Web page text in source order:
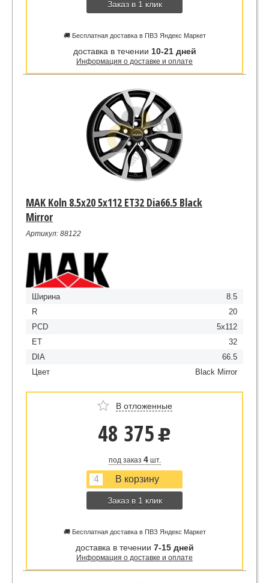
Заказ в 1 клик
🚚 Бесплатная доставка в ПВЗ Яндекс Маркет
доставка в течении 10-21 дней
Информация о доставке и оплате
MAK Koln 8.5x20 5x112 ET32 Dia66.5 Black
Mirror
Артикул: 88122
Ширина
8.5
R
20
PCD
5x112
ET
32
DIA
66.5
Цвет
Black Mirror
В отложенные
48 375 u
под заказ 4шт.
Заказ в 1 клик
🚚 Бесплатная доставка в ПВЗ Яндекс Маркет
доставка в течении 7-15 дней
Информация о доставке и оплате